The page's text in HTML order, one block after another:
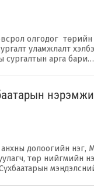
олгодог
уламжлалт
сургалтын арга бари…
анхны долоогийн нэг,
төр нийгмийн